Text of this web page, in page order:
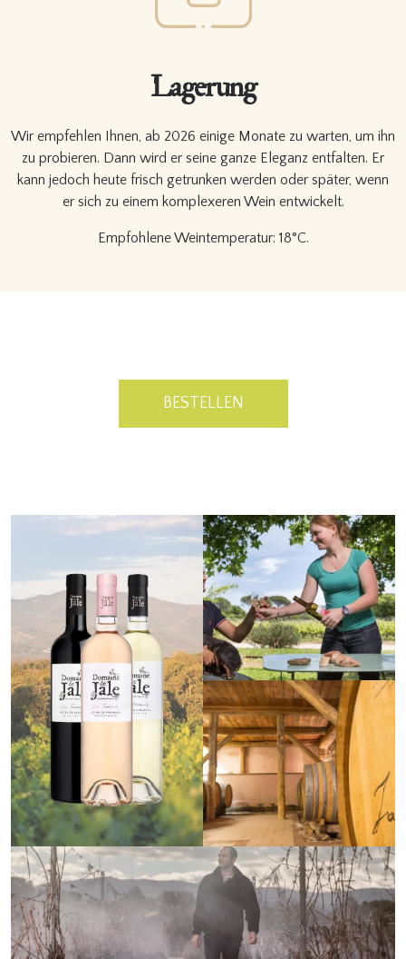
Lagerung
Wir empfehlen Ihnen, ab 2026 einige Monate zu warten, um ihn
zu probieren. Dann wird er seine ganze Eleganz entfalten. Er
kann jedoch heute frisch getrunken werden oder später, wenn
er sich zu einem komplexeren Wein entwickelt.
Empfohlene Weintemperatur: 18°C.
BESTELLEN